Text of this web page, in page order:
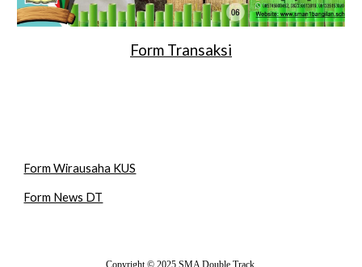
Form Transaksi
Form Wirausaha KUS
Form News DT
Copyright © 2025 SMA Double Track